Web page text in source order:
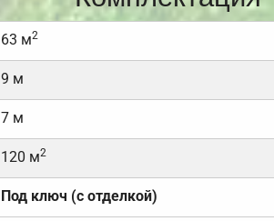
63 м2
9 м
7 м
120 м2
Под ключ (с отделкой)